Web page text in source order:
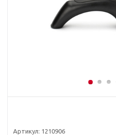
Артикул: 1210906